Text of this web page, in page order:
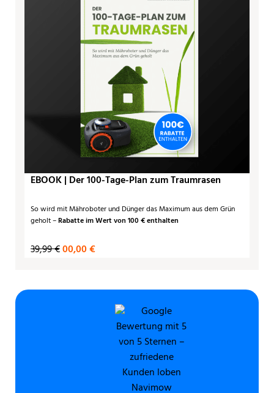
EBOOK | Der 100-Tage-Plan zum Traumrasen
So wird mit Mähroboter und Dünger das Maximum aus dem Grün
geholt –Rabatte im Wert von 100 € enthalten
39,99 €00,00 €